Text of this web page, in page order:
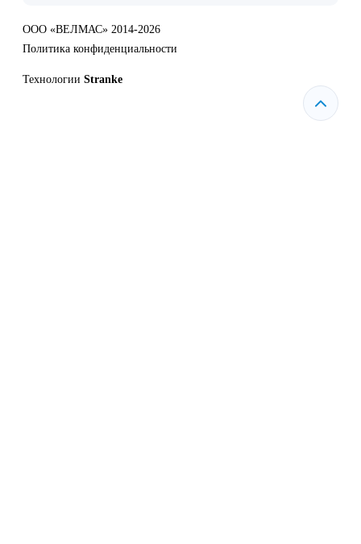
ООО «ВЕЛМАС» 2014-2026
Политика конфиденциальности
Технологии Stranke